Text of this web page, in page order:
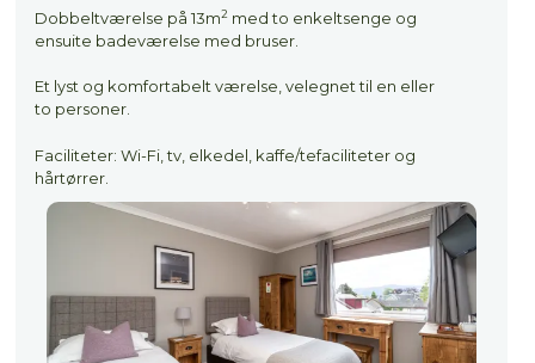
Dobbeltværelse på 13m2 med to enkeltsenge og
ensuite badeværelse med bruser.
Et lyst og komfortabelt værelse, velegnet til en eller
to personer.
Faciliteter: Wi-Fi, tv, elkedel, kaffe/tefaciliteter og
hårtørrer.